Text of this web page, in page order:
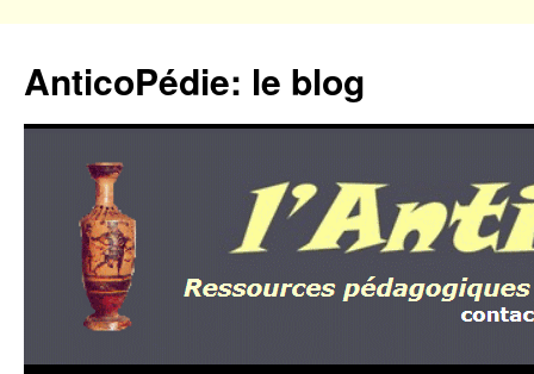
contenu
AnticoPédie: le blog